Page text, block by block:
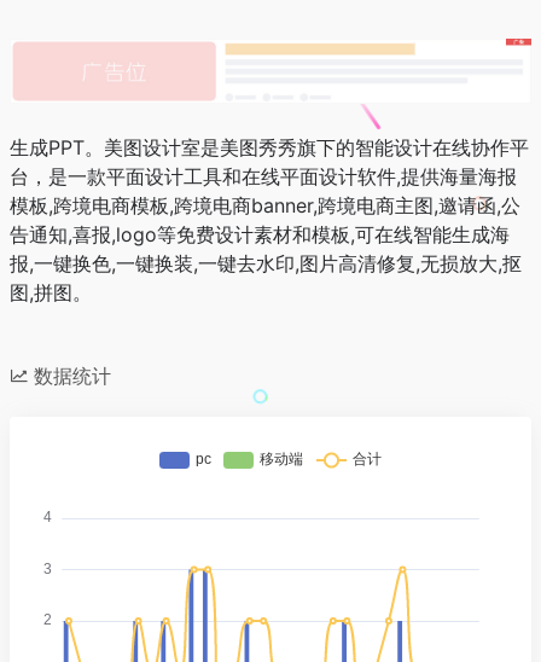
生成PPT。美图设计室是美图秀秀旗下的智能设计在线协作平
台，是一款平面设计工具和在线平面设计软件,提供海量海报
模板,跨境电商模板,跨境电商banner,跨境电商主图,邀请函,公
告通知,喜报,logo等免费设计素材和模板,可在线智能生成海
报,一键换色,一键换装,一键去水印,图片高清修复,无损放大,抠
图,拼图。
数据统计